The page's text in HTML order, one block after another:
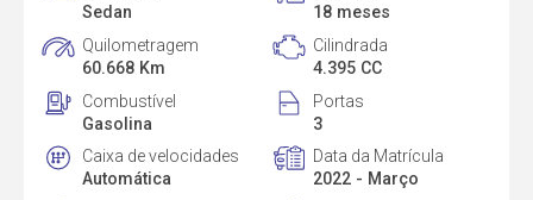
Sedan
18 meses
Quilometragem
60.668 Km
Cilindrada
4.395 CC
Combustível
Gasolina
Portas
3
Caixa de velocidades
Automática
Data da Matrícula
2022 - Março